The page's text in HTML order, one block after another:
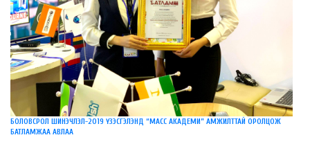
БОЛОВСРОЛ ШИНЭЧЛЭЛ-2019 ҮЗЭСГЭЛЭНД “МАСС АКАДЕМИ” АМЖИЛТТАЙ ОРОЛЦОЖ
БАТЛАМЖАА АВЛАА